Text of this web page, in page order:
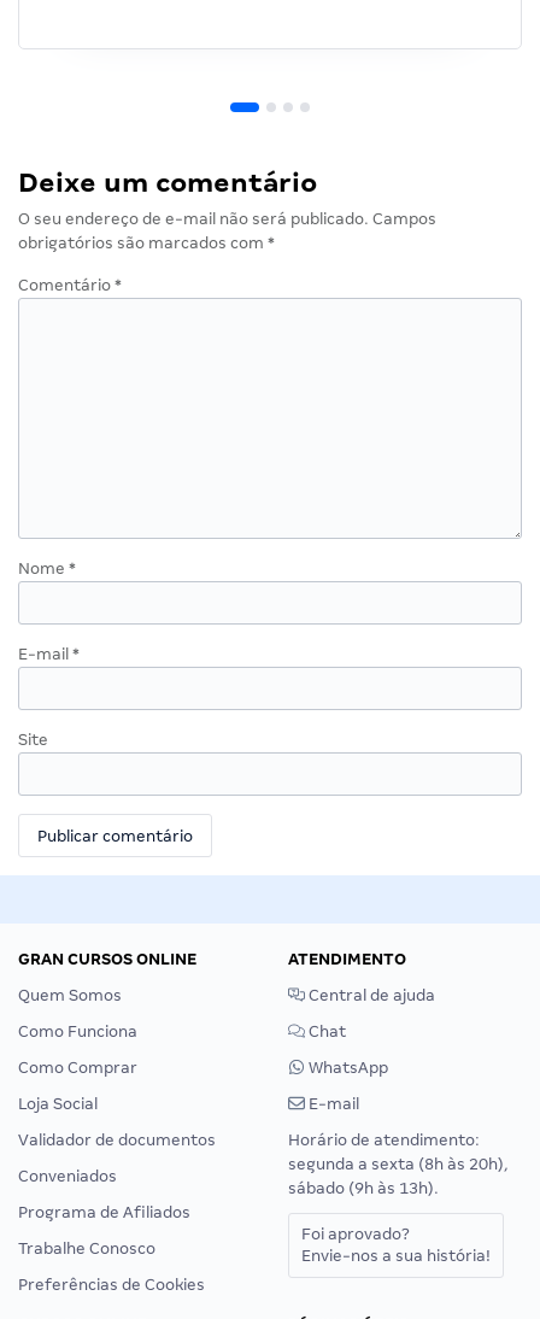
Deixe um comentário
O seu endereço de e-mail não será publicado. Campos
obrigatórios são marcados com *
Comentário *
Nome *
E-mail *
Site
GRAN CURSOS ONLINE
Quem Somos
Como Funciona
Como Comprar
Loja Social
Validador de documentos
Conveniados
Programa de Afiliados
Trabalhe Conosco
Preferências de Cookies
ATENDIMENTO
Central de ajuda
Chat
WhatsApp
E-mail
Horário de atendimento:
segunda a sexta (8h às 20h),
sábado (9h às 13h).
Foi aprovado?
Envie-nos a sua história!